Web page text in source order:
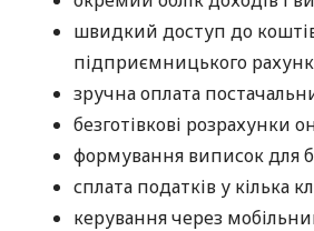
швидкий доступ до
підприємницького
зручна оплата
безготівкові розрахунки
формування виписок для
сплата податків у кілька
керування через